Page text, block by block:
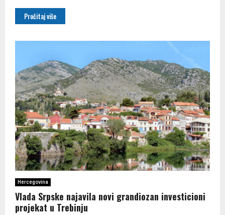
Pročitaj više
Hercegovina
Vlada Srpske najavila novi grandiozan investicioni
projekat u Trebinju